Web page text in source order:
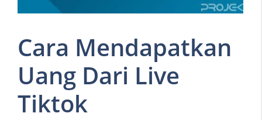
Cara Mendapatkan
Uang Dari Live
Tiktok